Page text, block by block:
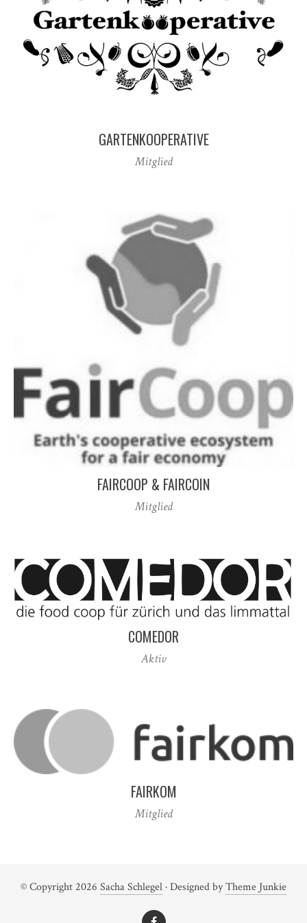
GARTENKOOPERATIVE
Mitglied
FAIRCOOP & FAIRCOIN
Mitglied
COMEDOR
Aktiv
FAIRKOM
Mitglied
© Copyright 2026 Sacha Schlegel· Designed byTheme Junkie